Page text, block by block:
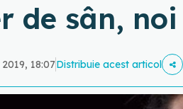
de sân,
18:07Distribuie acest articol